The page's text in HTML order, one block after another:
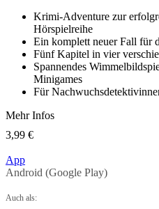
Krimi-Adventure zur
Hörspielreihe
Ein komplett neuer Fall für
Fünf Kapitel in vier
Spannendes
Minigames
Für
Mehr Infos
3,99 €
App
Android (Google Play)
Auch als: